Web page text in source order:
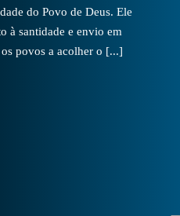
do Povo de Deus. Ele
à santidade e envio em
povos a acolher o [...]